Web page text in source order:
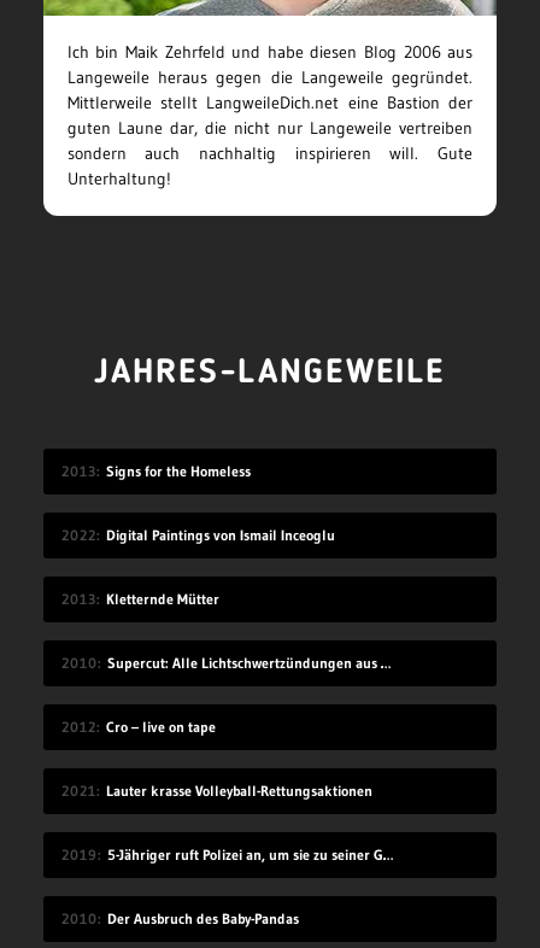
Ich bin Maik Zehrfeld und habe diesen Blog 2006 aus
Langeweile heraus gegen die Langeweile gegründet.
Mittlerweile stellt LangweileDich.net eine Bastion der
guten Laune dar, die nicht nur Langeweile vertreiben
sondern auch nachhaltig inspirieren will. Gute
Unterhaltung!
JAHRES-LANGEWEILE
2013 Signs for the Homeless
2022 Digital Paintings von Ismail Inceoglu
2013 Kletternde Mütter
2010 Supercut: Alle Lichtschwertzündungen aus Star Wars
2012 Cro – live on tape
2021 Lauter krasse Volleyball-Rettungsaktionen
2019 5-Jähriger ruft Polizei an, um sie zu seiner Geburtstagsparty einzuladen
2010 Der Ausbruch des Baby-Pandas